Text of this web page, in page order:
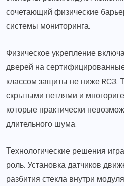
сочетающий физические
системы мониторинга.
Физическое укрепление
дверей на
классом защиты не ниже RC3.
скрытыми петлями и
которые практически
длительного шума.
Технологические решения
роль. Установка датчиков
разбития стекла внутри